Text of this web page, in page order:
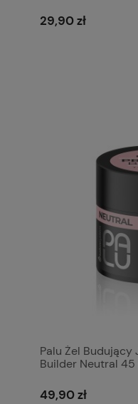
29,90 zł
Palu Żel Budujący
Builder Neutral 45
49,90 zł